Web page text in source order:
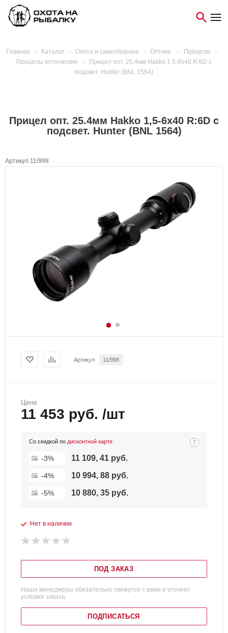
Главная - Каталог - Охота и самооборона - Оптика - Прицелы
-
Прицелы оптические
-
Прицел опт. 25.4мм Hakko 1,5-6x40 R:6D с
подсвет. Hunter (BNL 1564)
Прицел опт. 25.4мм Hakko 1,5-6x40 R:6D с
подсвет. Hunter (BNL 1564)
Артикул 11/998
Артикул 11/998
Цена
11 453 руб. /шт
Со скидкой по дисконтной карте
-3% 11 109, 41 руб.
-4% 10 994, 88 руб.
-5% 10 880, 35 руб.
Нет в наличии
ПОД ЗАКАЗ
Наши менеджеры обязательно свяжутся с вами и уточнят
условия заказа
ПОДПИСАТЬСЯ